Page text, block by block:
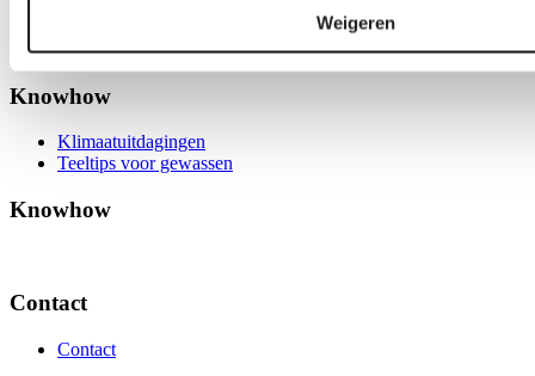
Weigeren
Knowhow
Klimaatuitdagingen
Teeltips voor gewassen
Knowhow
Contact
Contact